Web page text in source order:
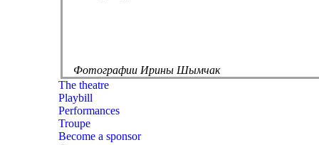
Фотографии Ирины Шымчак
The theatre
Playbill
Performances
Troupe
Become a sponsor